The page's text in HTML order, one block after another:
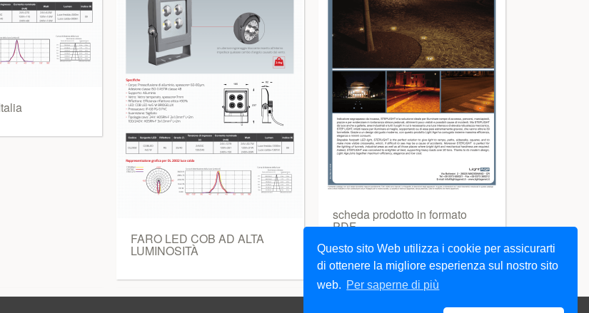
Questo sito Web utilizza i cookie per assicurarti
di ottenere la migliore esperienza sul nostro sito
web. Per saperne di più
FARO LED COB AD ALTA
LUMINOSITÀ
scheda prodotto in formato
PDF